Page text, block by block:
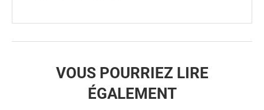
VOUS POURRIEZ LIRE
ÉGALEMENT